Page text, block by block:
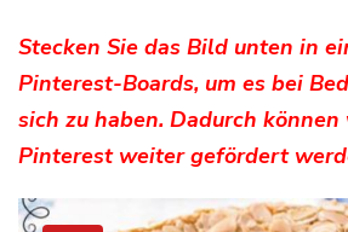
Stecken Sie das Bild unten in
Pinterest-Boards, um es bei
sich zu haben. Dadurch können
Pinterest weiter gefördert